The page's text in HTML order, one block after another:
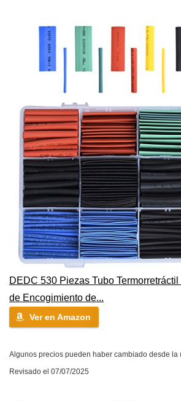
DEDC 530 Piezas Tubo
de Encogimiento de...
Ver en Amazon
Algunos precios pueden haber cambiado desde la
Revisado el 07/07/2025